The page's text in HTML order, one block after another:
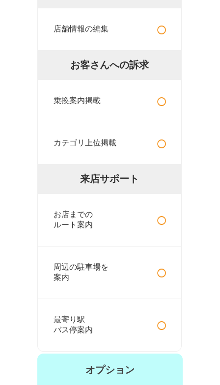
店舗情報の編集 ○
お客さんへの訴求
乗換案内掲載 ○
カテゴリ上位掲載 ○
来店サポート
お店までの
ルート案内
○
周辺の駐車場を
案内
○
最寄り駅
バス停案内
○
オプション